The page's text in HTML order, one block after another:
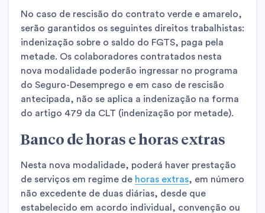
No caso de rescisão do contrato verde e amarelo,
serão garantidos os seguintes direitos trabalhistas:
indenização sobre o saldo do FGTS, paga pela
metade. Os colaboradores contratados nesta
nova modalidade poderão ingressar no programa
do Seguro-Desemprego e em caso de rescisão
antecipada, não se aplica a indenização na forma
do artigo 479 da CLT (indenização por metade).
Banco de horas e horas extras
Nesta nova modalidade, poderá haver prestação
de serviços em regime de horas extras, em número
não excedente de duas diárias, desde que
estabelecido em acordo individual, convenção ou